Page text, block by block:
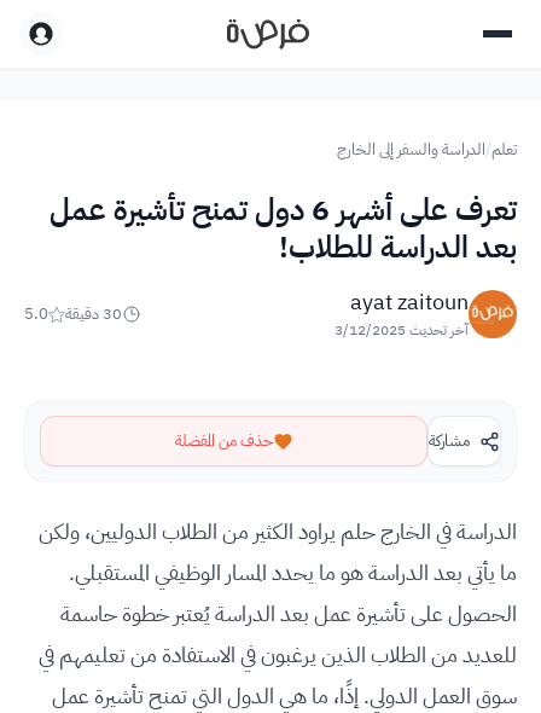
تعلم/الدراسة والسفر إلى الخارج
تعرف على أشهر 6 دول تمنح تأشيرة عمل
بعد الدراسة للطلاب!
ayat zaitoun
آخر تحديث 3/12/2025
30 دقيقة 5.0
مشاركة حذف من المفضلة
الدراسة في الخارج حلم يراود الكثير من الطلاب الدوليين، ولكن
ما يأتي بعد الدراسة هو ما يحدد المسار الوظيفي المستقبلي.
الحصول على تأشيرة عمل بعد الدراسة يُعتبر خطوة حاسمة
للعديد من الطلاب الذين يرغبون في الاستفادة من تعليمهم في
سوق العمل الدولي. إذًا، ما هي الدول التي تمنح تأشيرة عمل